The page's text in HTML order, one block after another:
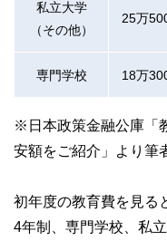
私立大学
（その他）
25万
専門学校 18万
※日本政策金融公庫「
安額をご紹介」より筆
初年度の教育費を見る
4年制、専門学校、私